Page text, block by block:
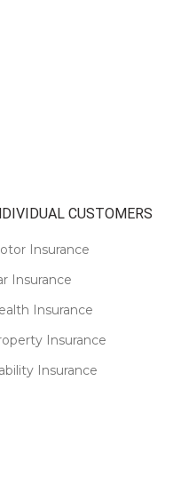
CUSTOMERS
Insurance
Insurance
Insurance
Insurance
Insurance